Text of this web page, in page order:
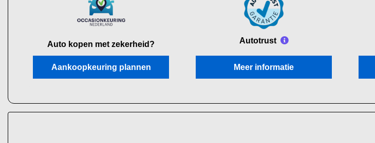
Auto kopen met zekerheid?
Aankoopkeuring plannen
Autotrust
Meer informatie